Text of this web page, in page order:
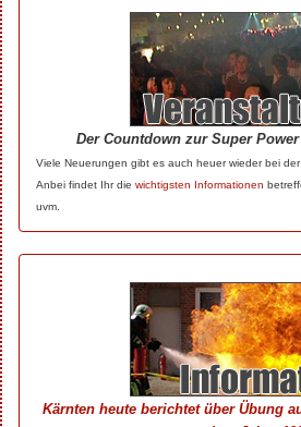
Der Countdown zur Super
Viele Neuerungen gibt es auch heuer wieder bei
Anbei findet Ihr die wichtigsten Informationen
uvm.
Kärnten heute berichtet über Übung